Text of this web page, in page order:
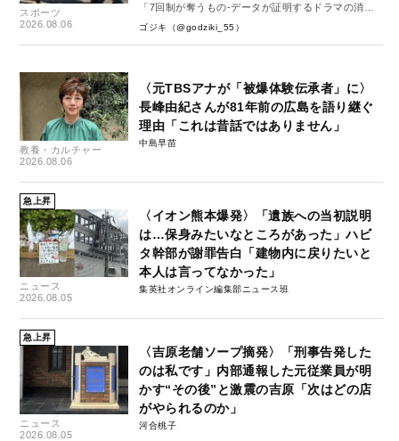
スポーツ
2026.08.06
「7回制が奪うもの-データが証明するドラマの消
失-」
ゴジキ（@godziki_55）
教養・カルチャー
2026.08.06
〈元TBSアナが「被爆体験伝承者」に〉
長峰由紀さんが81年前の広島を語り継ぐ
理由「これは昔話ではありません」
中島早苗
急上昇
ニュース
2026.08.05
〈イオン熊本爆発〉「遺族への当初説明
は…保身みたいなところがあった」ハビ
タ幹部が謝罪告白「建物内に戻りたいと
本人は言ってなかった」
集英社オンライン編集部ニュース班
急上昇
ニュース
2026.08.05
〈吉原老舗ソープ摘発〉「刑事告発した
のは私です」内部通報した元従業員が明
かす“その後”と激震の吉原「次はどの店
がやられるのか」
河合桃子